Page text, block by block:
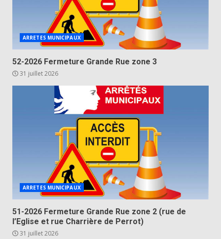
ARRETES MUNICIPAUX
52-2026 Fermeture Grande Rue zone 3
31 juillet 2026
ARRETES MUNICIPAUX
51-2026 Fermeture Grande Rue zone 2 (rue de
l’Eglise et rue Charrière de Perrot)
31 juillet 2026